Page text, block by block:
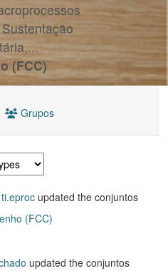
(FCC)
Grupos
updated the conjuntos
(FCC)
updated the conjuntos